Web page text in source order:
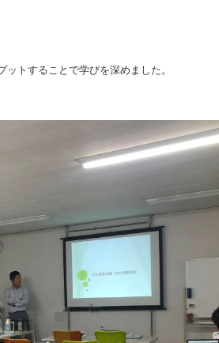
トすることで学びを深めました。